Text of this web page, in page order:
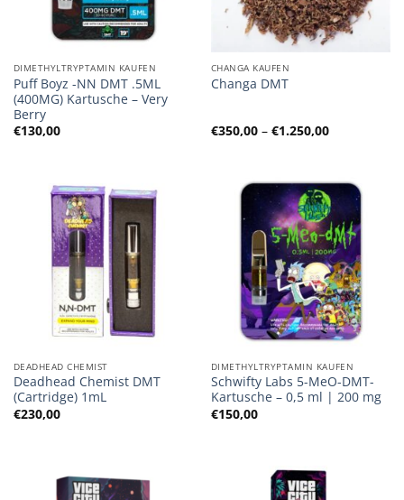
DIMETHYLTRYPTAMIN KAUFEN
Puff Boyz -NN DMT .5ML
(400MG) Kartusche – Very
Berry
€130,00
CHANGA KAUFEN
Changa DMT
€350,00 – €1.250,00
€350,00
DEADHEAD CHEMIST
Deadhead Chemist DMT
(Cartridge) 1mL
€230,00
DIMETHYLTRYPTAMIN KAUFEN
Schwifty Labs 5-MeO-DMT-
Kartusche – 0,5 ml | 200 mg
€150,00